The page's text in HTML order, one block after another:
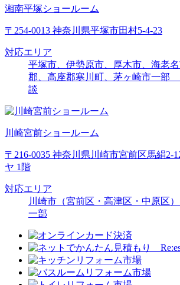
湘南平塚ショールーム
〒254-0013 神奈川県平塚市田村5-4-23
対応エリア
平塚市、伊勢原市、厚木市、海老
郡、高座郡寒川町、茅ヶ崎市一
談
川崎宮前ショールーム
〒216-0035 神奈川県川崎市宮前区馬絹2-
ヤ 1階
対応エリア
川崎市（宮前区・高津区・中原区
一部